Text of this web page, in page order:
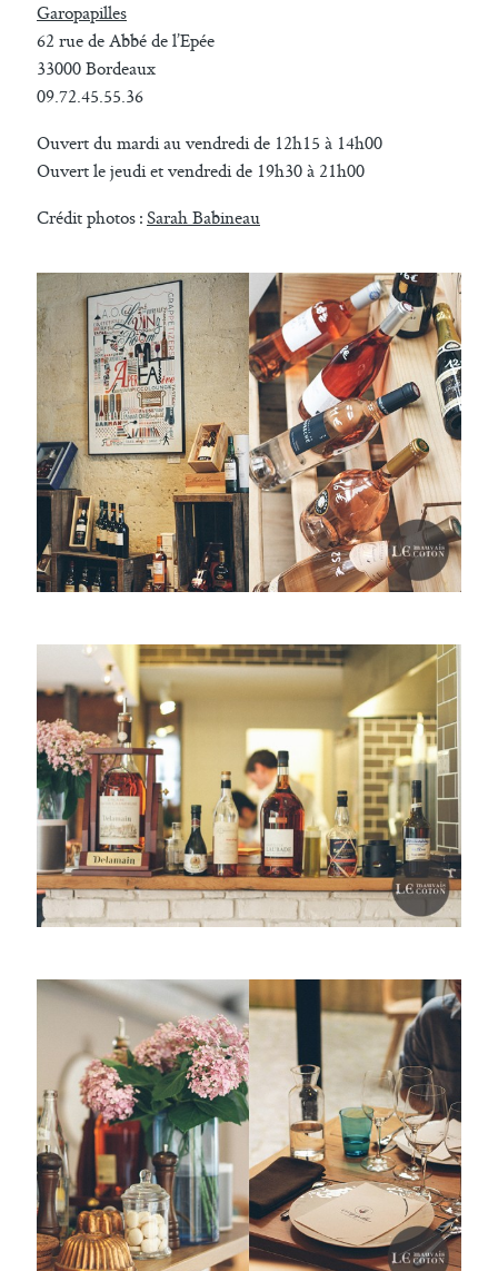
Garopapilles
62 rue de Abbé de l’Epée
33000 Bordeaux
09.72.45.55.36
Ouvert du mardi au vendredi de 12h15 à 14h00
Ouvert le jeudi et vendredi de 19h30 à 21h00
Crédit photos :Sarah Babineau